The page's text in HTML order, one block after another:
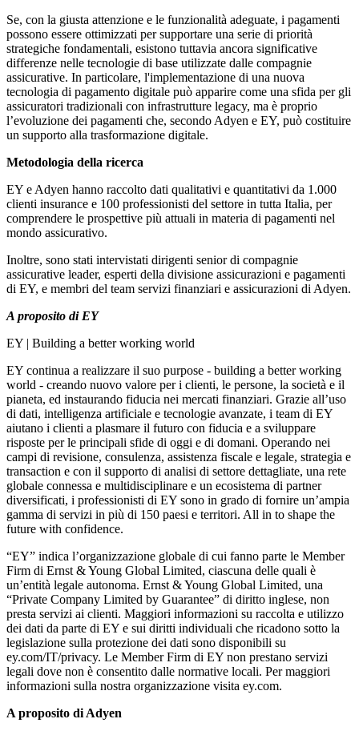
Se, con la giusta attenzione e le funzionalità adeguate, i pagamenti
possono essere ottimizzati per supportare una serie di priorità
strategiche fondamentali, esistono tuttavia ancora significative
differenze nelle tecnologie di base utilizzate dalle compagnie
assicurative. In particolare, l'implementazione di una nuova
tecnologia di pagamento digitale può apparire come una sfida per gli
assicuratori tradizionali con infrastrutture legacy, ma è proprio
l’evoluzione dei pagamenti che, secondo Adyen e EY, può costituire
un supporto alla trasformazione digitale.
Metodologia della ricerca
EY e Adyen hanno raccolto dati qualitativi e quantitativi da 1.000
clienti insurance e 100 professionisti del settore in tutta Italia, per
comprendere le prospettive più attuali in materia di pagamenti nel
mondo assicurativo.
Inoltre, sono stati intervistati dirigenti senior di compagnie
assicurative leader, esperti della divisione assicurazioni e pagamenti
di EY, e membri del team servizi finanziari e assicurazioni di Adyen.
A proposito di EY
EY | Building a better working world
EY continua a realizzare il suo purpose - building a better working
world - creando nuovo valore per i clienti, le persone, la società e il
pianeta, ed instaurando fiducia nei mercati finanziari. Grazie all’uso
di dati, intelligenza artificiale e tecnologie avanzate, i team di EY
aiutano i clienti a plasmare il futuro con fiducia e a sviluppare
risposte per le principali sfide di oggi e di domani. Operando nei
campi di revisione, consulenza, assistenza fiscale e legale, strategia e
transaction e con il supporto di analisi di settore dettagliate, una rete
globale connessa e multidisciplinare e un ecosistema di partner
diversificati, i professionisti di EY sono in grado di fornire un’ampia
gamma di servizi in più di 150 paesi e territori. All in to shape the
future with confidence.
“EY” indica l’organizzazione globale di cui fanno parte le Member
Firm di Ernst & Young Global Limited, ciascuna delle quali è
un’entità legale autonoma. Ernst & Young Global Limited, una
“Private Company Limited by Guarantee” di diritto inglese, non
presta servizi ai clienti. Maggiori informazioni su raccolta e utilizzo
dei dati da parte di EY e sui diritti individuali che ricadono sotto la
legislazione sulla protezione dei dati sono disponibili su
ey.com/IT/privacy. Le Member Firm di EY non prestano servizi
legali dove non è consentito dalle normative locali. Per maggiori
informazioni sulla nostra organizzazione visita ey.com.
A proposito di Adyen